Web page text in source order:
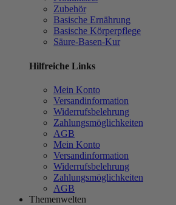
Zubehör
Basische Ernährung
Basische Körperpflege
Säure-Basen-Kur
Hilfreiche Links
Mein Konto
Versandinformation
Widerrufsbelehrung
Zahlungsmöglichkeiten
AGB
Mein Konto
Versandinformation
Widerrufsbelehrung
Zahlungsmöglichkeiten
AGB
Themenwelten